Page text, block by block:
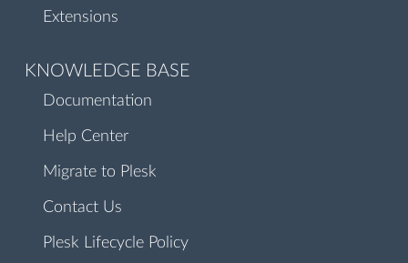
Extensions
KNOWLEDGE BASE
Documentation
Help Center
Migrate to Plesk
Contact Us
Plesk Lifecycle Policy